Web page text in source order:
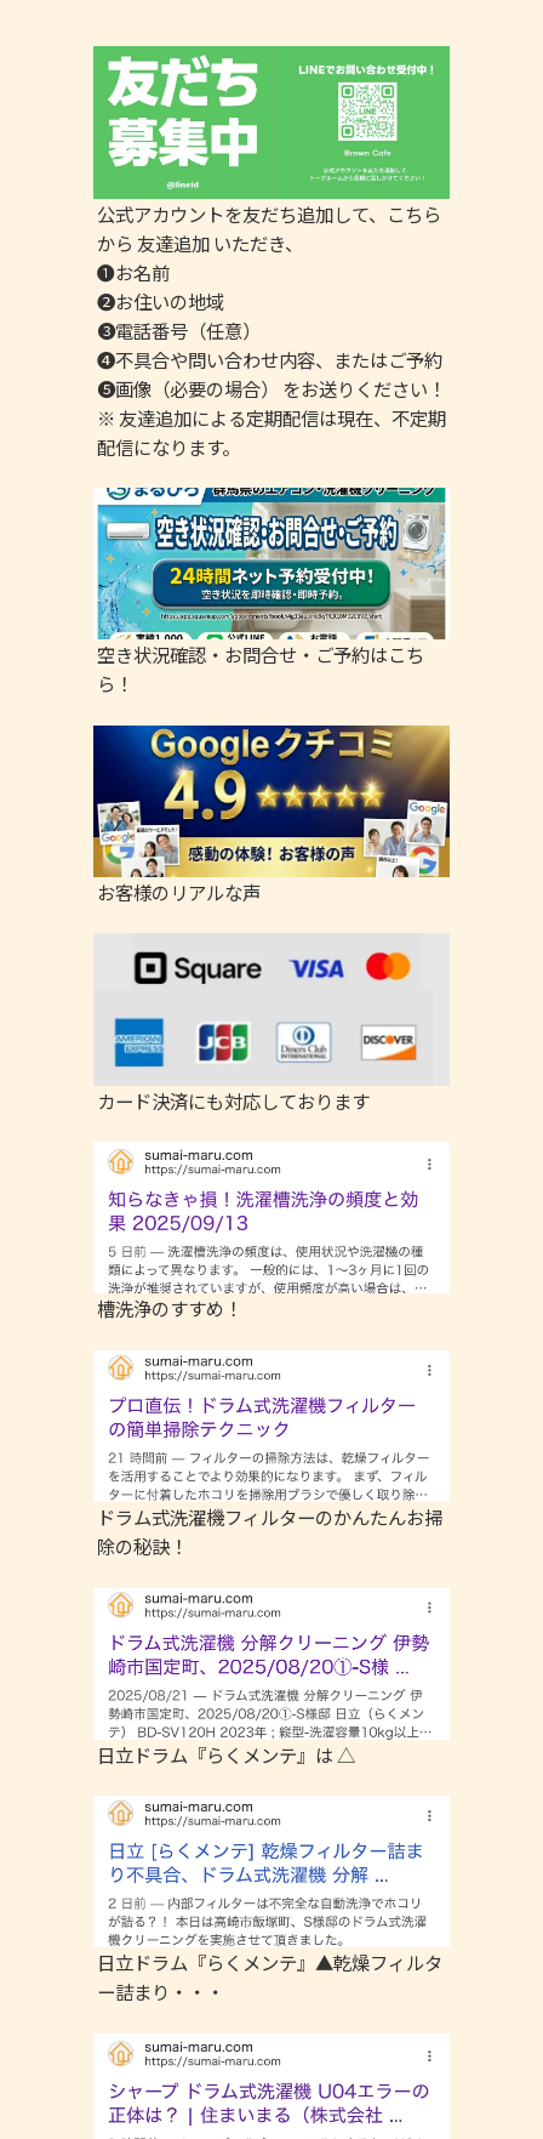
公式アカウントを友だち追加して、こちら
から 友達追加 いただき、
❶お名前
❷お住いの地域
❸電話番号（任意）
❹不具合や問い合わせ内容、またはご予約
❺画像（必要の場合） をお送りください！
※ 友達追加による定期配信は現在、不定期
配信になります。
空き状況確認・お問合せ・ご予約はこち
ら！
お客様のリアルな声
カード決済にも対応しております
槽洗浄のすすめ！
ドラム式洗濯機フィルターのかんたんお掃
除の秘訣！
日立ドラム『らくメンテ』は △
日立ドラム『らくメンテ』▲乾燥フィルタ
ー詰まり・・・